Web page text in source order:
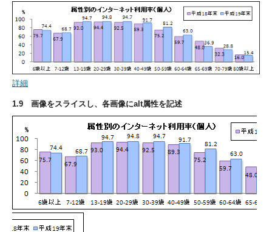
詳細
1.9 画像をスライスし、各画像にalt属性を記述